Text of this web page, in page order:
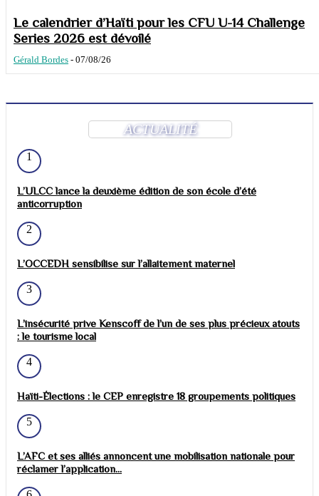
Le calendrier d’Haïti pour les CFU U-14 Challenge
Series 2026 est dévoilé
Gérald Bordes - 07/08/26
ACTUALITÉ
1
L’ULCC lance la deuxième édition de son école d’été
anticorruption
2
L’OCCEDH sensibilise sur l’allaitement maternel
3
L’insécurité prive Kenscoff de l’un de ses plus précieux atouts
: le tourisme local
4
Haïti-Élections : le CEP enregistre 18 groupements politiques
5
L’AFC et ses alliés annoncent une mobilisation nationale pour
réclamer l’application...